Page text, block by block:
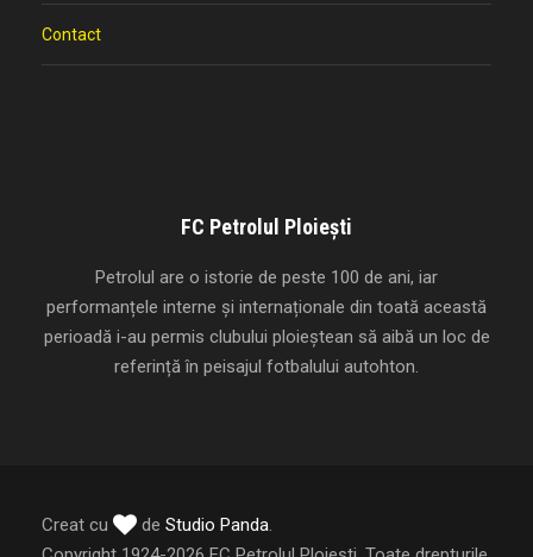
Contact
FC Petrolul Ploiești
Petrolul are o istorie de peste 100 de ani, iar
performanțele interne și internaționale din toată această
perioadă i-au permis clubului ploieștean să aibă un loc de
referință în peisajul fotbalului autohton.
Creat cu de Studio Panda.